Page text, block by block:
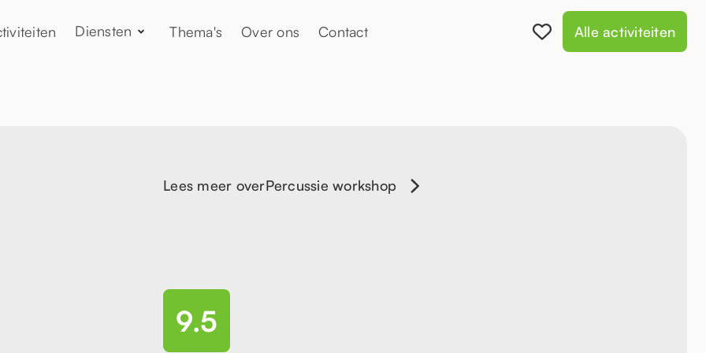
Diensten Thema's Over ons Contact Alle activiteiten
Lees meer overPercussie workshop
9.5